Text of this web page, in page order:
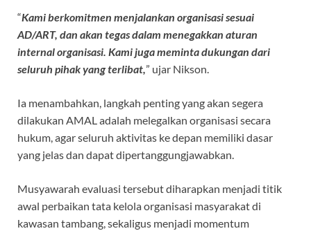
“Kami berkomitmen menjalankan organisasi sesuai
AD/ART, dan akan tegas dalam menegakkan aturan
internal organisasi. Kami juga meminta dukungan dari
seluruh pihak yang terlibat,” ujar Nikson.
Ia menambahkan, langkah penting yang akan segera
dilakukan AMAL adalah melegalkan organisasi secara
hukum, agar seluruh aktivitas ke depan memiliki dasar
yang jelas dan dapat dipertanggungjawabkan.
Musyawarah evaluasi tersebut diharapkan menjadi titik
awal perbaikan tata kelola organisasi masyarakat di
kawasan tambang, sekaligus menjadi momentum